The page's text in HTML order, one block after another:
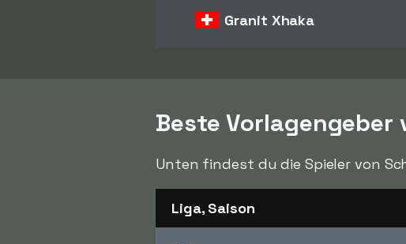
Granit Xhaka
Beste Vorlagengeber
Unten findest du die Spieler von
Liga, Saison